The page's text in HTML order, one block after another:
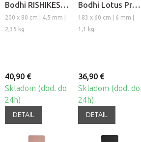
Bodhi RISHIKESH
Premium XL 80
200 x 80 cm | 4,5 mm |
2,35 kg
40,90 €
Skladom (dod. do
24h)
DETAIL
Bodhi Lotus Pro
III
183 x 60 cm | 6 mm |
1,1 kg
36,90 €
Skladom (dod. do
24h)
DETAIL